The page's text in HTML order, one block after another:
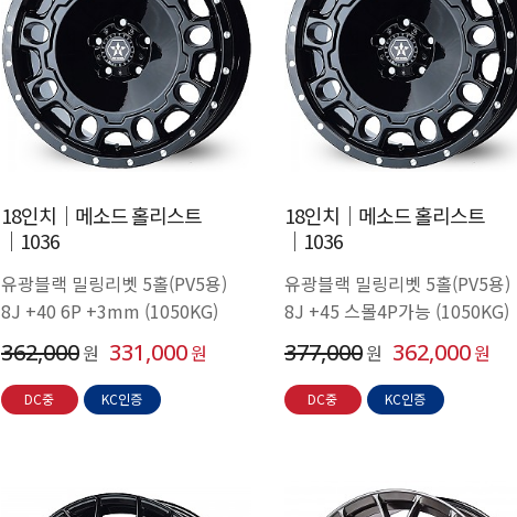
18인치│메소드 홀리스트
│1036
유광블랙 밀링리벳 5홀(PV5용)
8J +40 6P +3mm (1050KG)
362,000원 331,000원
DC중 KC인증
18인치│메소드 홀리스트
│1036
유광블랙 밀링리벳 5홀(PV5용)
8J +45 스몰4P가능 (1050KG)
377,000원 362,000원
DC중 KC인증